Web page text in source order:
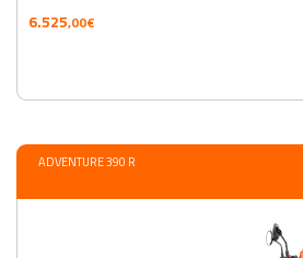
6.525,00€
ADVENTURE 390 R